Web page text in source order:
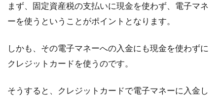
まず、固定資産税の支払いに現金を使わず、電子マネ
ーを使うということがポイントとなります。
しかも、その電子マネーへの入金にも現金を使わずに
クレジットカードを使うのです。
そうすると、クレジットカードで電子マネーに入金し